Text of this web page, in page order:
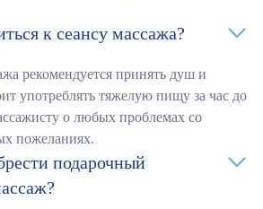
к сеансу массажа?
рекомендуется принять душ и
употреблять тяжелую пищу за час до
о любых проблемах со
пожеланиях.
подарочный